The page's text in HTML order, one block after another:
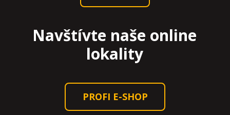
Navštívte naše online
lokality
PROFI E-SHOP